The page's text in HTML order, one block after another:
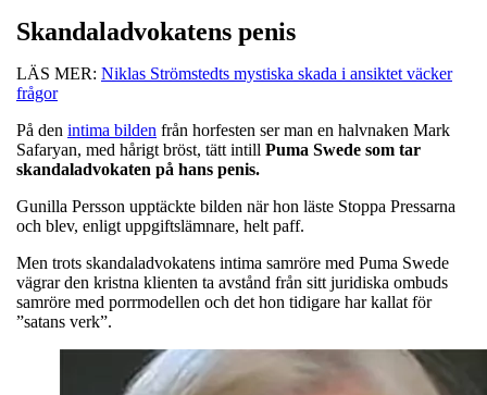
Skandaladvokatens penis
LÄS MER: Niklas Strömstedts mystiska skada i ansiktet väcker
frågor
På den intima bilden från horfesten ser man en halvnaken Mark
Safaryan, med hårigt bröst, tätt intill Puma Swede som tar
skandaladvokaten på hans penis.
Gunilla Persson upptäckte bilden när hon läste Stoppa Pressarna
och blev, enligt uppgiftslämnare, helt paff.
Men trots skandaladvokatens intima samröre med Puma Swede
vägrar den kristna klienten ta avstånd från sitt juridiska ombuds
samröre med porrmodellen och det hon tidigare har kallat för
”satans verk”.